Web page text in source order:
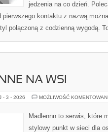
jedzenia na co dzień.
kontaktu z nazwą
połączoną z codzienną wygodą.
NA WSI
- 3 - 2026 MOŻLIWOŚĆ
Madlennn to serwis, które
stylowy punkt w sieci dla